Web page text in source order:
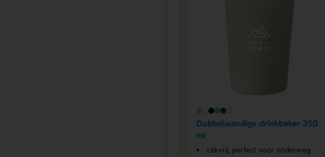
Dubbelwandige drinkbeker 350
ml
Lekvrij, perfect voor onderweg